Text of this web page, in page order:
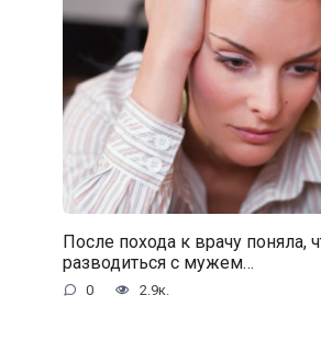
После похода к врачу поняла,
разводиться с мужем…
0 2.9к.